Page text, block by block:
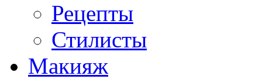
Рецепты
Стилисты
Макияж